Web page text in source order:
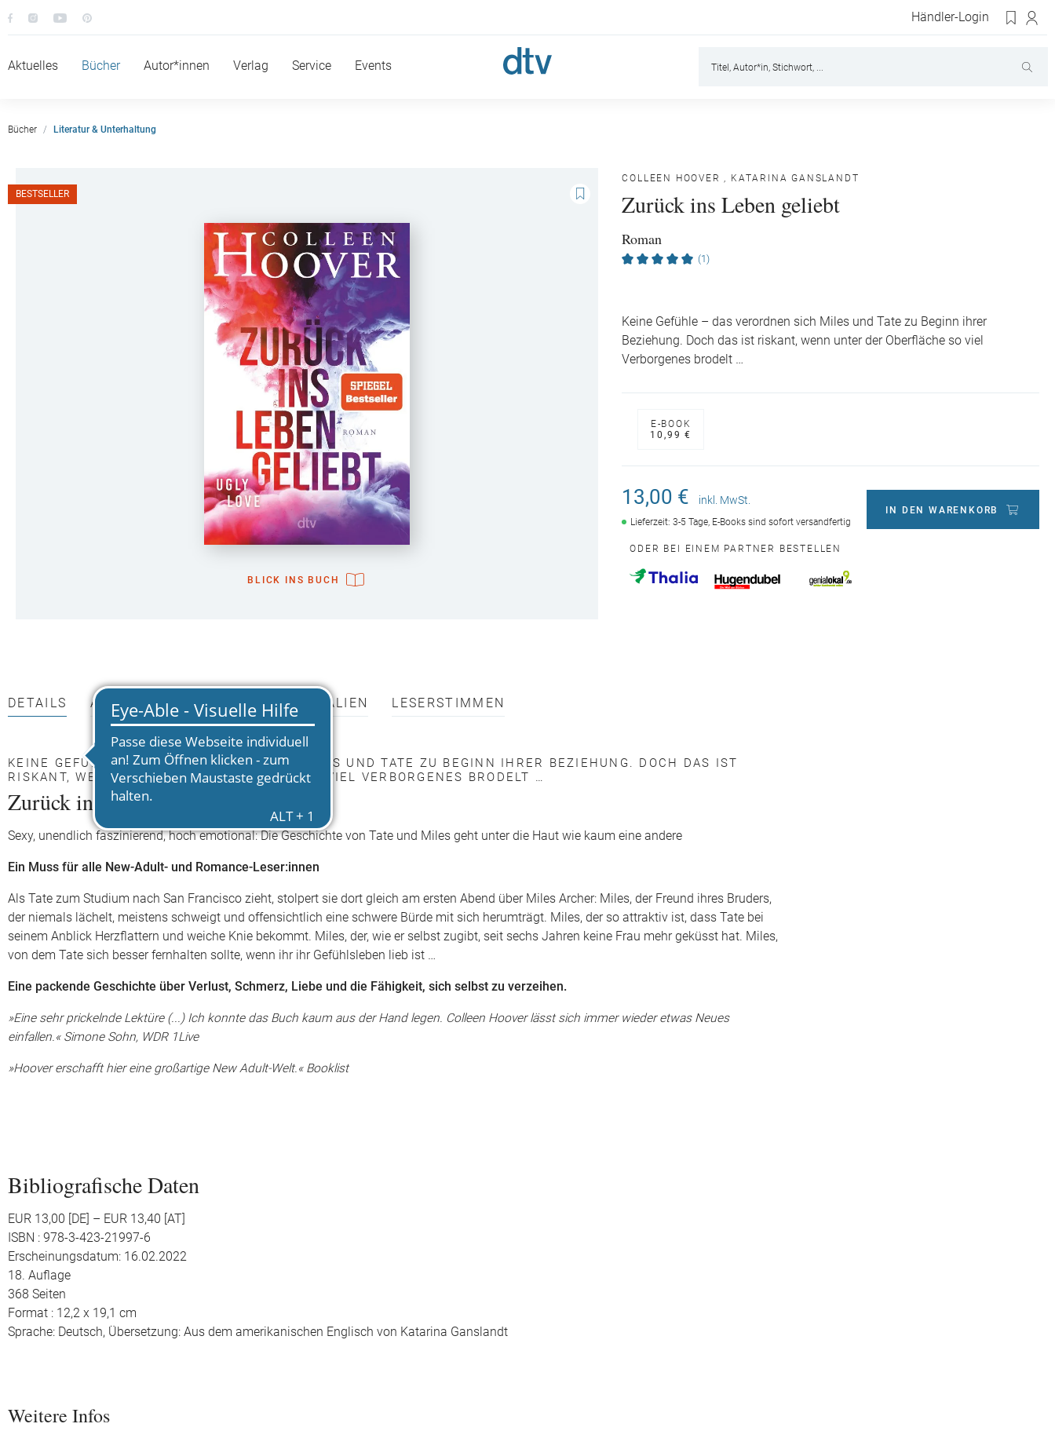
Händler-Login
Aktuelles Bücher Autor*innen Verlag Service Events
Bücher Literatur & Unterhaltung
BLICK INS BUCH
BESTSELLER
COLLEEN HOOVER , KATARINA GANSLANDT
Zurück ins Leben geliebt
Roman
(1)
Keine Gefühle – das verordnen sich Miles und Tate zu Beginn ihrer
Beziehung. Doch das ist riskant, wenn unter der Oberfläche so viel
Verborgenes brodelt …
E-BOOK
10,99 €
13,00 € inkl. MwSt.
Lieferzeit: 3-5 Tage, E-Books sind sofort versandfertig
IN DEN WARENKORB
ODER BEI EINEM PARTNER BESTELLEN
DETAILS AUTOR*INNEN PRESSEMATERIALIEN LESERSTIMMEN
KEINE GEFÜHLE – DAS VERORDNEN SICH MILES UND TATE ZU BEGINN IHRER BEZIEHUNG. DOCH DAS IST
RISKANT, WENN UNTER DER OBERFLÄCHE SO VIEL VERBORGENES BRODELT …
Zurück ins Leben geliebt
Sexy, unendlich faszinierend, hoch emotional: Die Geschichte von Tate und Miles geht unter die Haut wie kaum eine andere
Ein Muss für alle New-Adult- und Romance-Leser:innen
Als Tate zum Studium nach San Francisco zieht, stolpert sie dort gleich am ersten Abend über Miles Archer: Miles, der Freund ihres Bruders,
der niemals lächelt, meistens schweigt und offensichtlich eine schwere Bürde mit sich herumträgt. Miles, der so attraktiv ist, dass Tate bei
seinem Anblick Herzflattern und weiche Knie bekommt. Miles, der, wie er selbst zugibt, seit sechs Jahren keine Frau mehr geküsst hat. Miles,
von dem Tate sich besser fernhalten sollte, wenn ihr ihr Gefühlsleben lieb ist …
Eine packende Geschichte über Verlust, Schmerz, Liebe und die Fähigkeit, sich selbst zu verzeihen.
»Eine sehr prickelnde Lektüre (...) Ich konnte das Buch kaum aus der Hand legen. Colleen Hoover lässt sich immer wieder etwas Neues
einfallen.« Simone Sohn, WDR 1Live
»Hoover erschafft hier eine großartige New Adult-Welt.« Booklist
Bibliografische Daten
EUR 13,00 [DE] – EUR 13,40 [AT]
ISBN : 978-3-423-21997-6
Erscheinungsdatum: 16.02.2022
18. Auflage
368 Seiten
Format : 12,2 x 19,1 cm
Sprache: Deutsch, Übersetzung: Aus dem amerikanischen Englisch von Katarina Ganslandt
Weitere Infos